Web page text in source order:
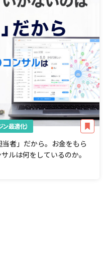
最適化）
者」だから。お金をもら
ルは何をしているのか。